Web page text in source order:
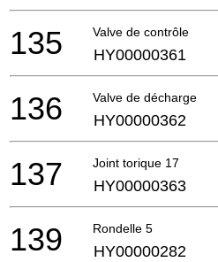
Valve de contrôle
135 HY00000361
Valve de décharge
136 HY00000362
Joint torique 17
137 HY00000363
Rondelle 5
139 HY00000282